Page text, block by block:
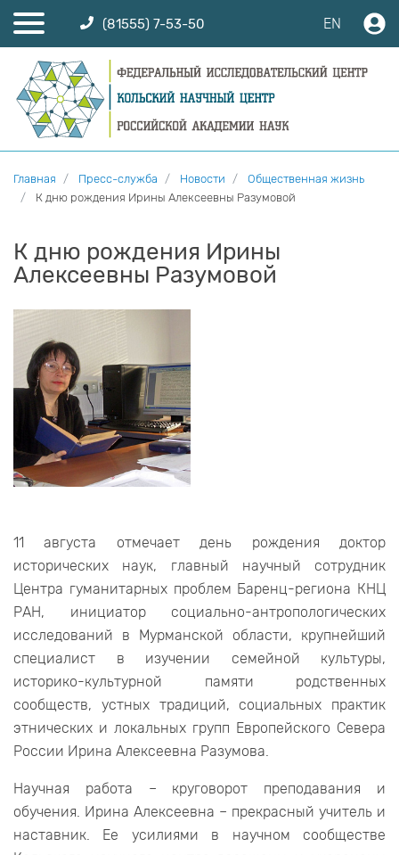
(81555) 7-53-50 EN
Главная Пресс-служба Новости
Общественная жизнь
К дню рождения Ирины Алексеевны Разумовой
К дню рождения Ирины
Алексеевны Разумовой
11 августа отмечает день рождения доктор
исторических наук, главный научный сотрудник
Центра гуманитарных проблем Баренц-региона КНЦ
РАН, инициатор социально-антропологических
исследований в Мурманской области, крупнейший
специалист в изучении семейной культуры,
историко-культурной памяти родственных
сообществ, устных традиций, социальных практик
этнических и локальных групп Европейского Севера
России Ирина Алексеевна Разумова.
Научная работа – круговорот преподавания и
обучения. Ирина Алексеевна – прекрасный учитель и
наставник. Ее усилиями в научном сообществе